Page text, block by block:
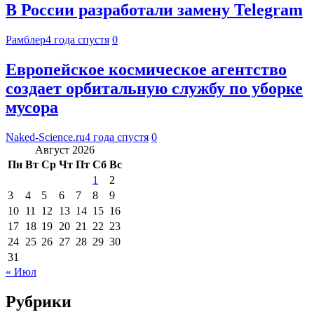
В России разработали замену Telegram
Рамблер4 года спустя 0
Европейское космическое агентство
создает орбитальную службу по уборке
мусора
Naked-Science.ru4 года спустя 0
Август 2026
Пн Вт Ср Чт Пт Сб Вс
1
2
3
4 5 6 7 8
9
10 11 12 13 14 15 16
17 18 19 20 21 22 23
24 25 26 27 28 29 30
31
« Июл
Рубрики